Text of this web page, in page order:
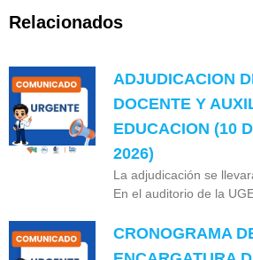
Relacionados
ADJUDICACION
DOCENTE Y
EDUCACION (10
2026)
La adjudicación se
En el auditorio de la
CRONOGRAMA